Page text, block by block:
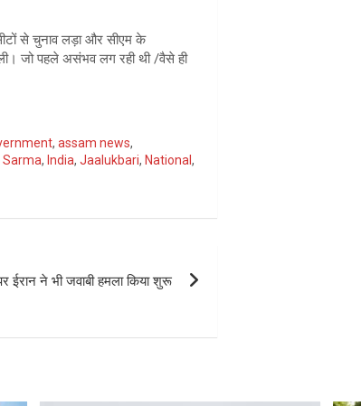
से चुनाव लड़ा और सीएम के
जो पहले असंभव लग रही थी /वैसे ही
, assam news,
Sarma, India, Jaalukbari, National ,
ईरान ने भी जवाबी हमला किया शुरू